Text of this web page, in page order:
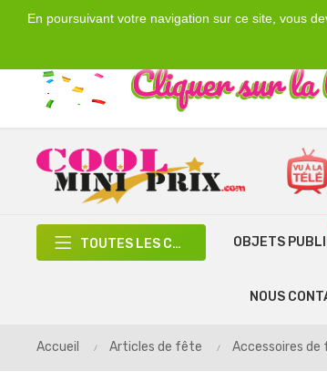
En poursuivant votre navigation sur ce site, vous
Emplacement
Devise
TOUTES LES CATÉGORIES OBJETS
NOUS
Accueil Articles de fête Accessoires de